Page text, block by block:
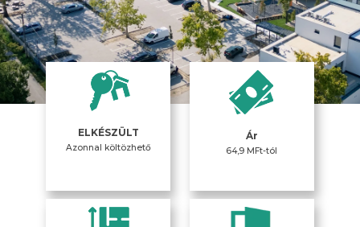
ELKÉSZÜLT
Azonnal költözhető
Ár
64,9 MFt-tól